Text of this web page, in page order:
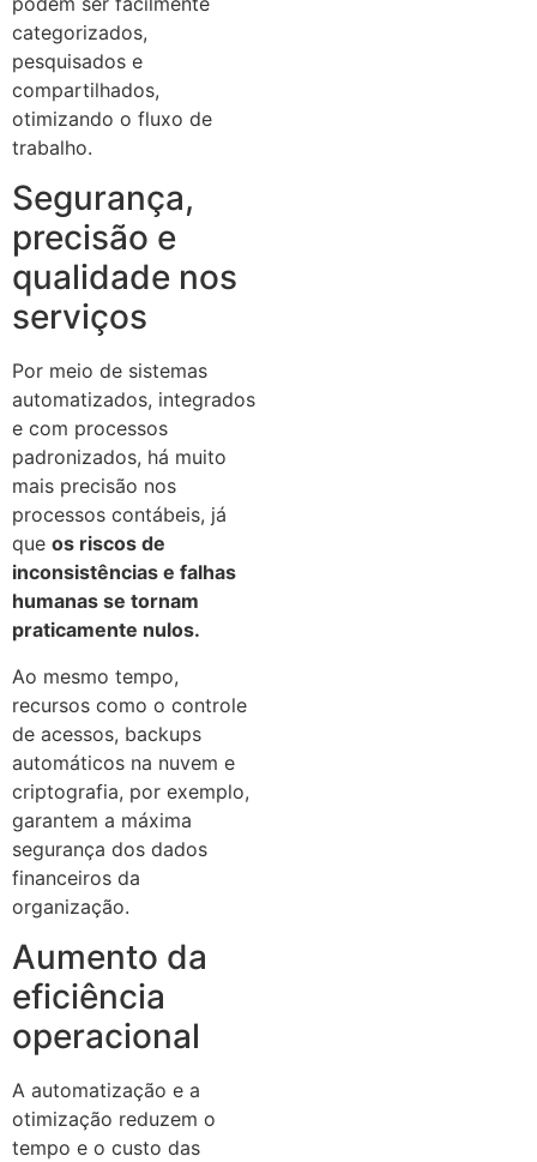
categorizados,
pesquisados e
compartilhados,
otimizando o fluxo de
trabalho.
Segurança,
precisão e
qualidade nos
serviços
Por meio de sistemas
automatizados, integrados
e com processos
padronizados, há muito
mais precisão nos
processos contábeis, já
que os riscos de
inconsistências e falhas
humanas se tornam
praticamente nulos.
Ao mesmo tempo,
recursos como o controle
de acessos, backups
automáticos na nuvem e
criptografia, por exemplo,
garantem a máxima
segurança dos dados
financeiros da
organização.
Aumento da
eficiência
operacional
A automatização e a
otimização reduzem o
tempo e o custo das